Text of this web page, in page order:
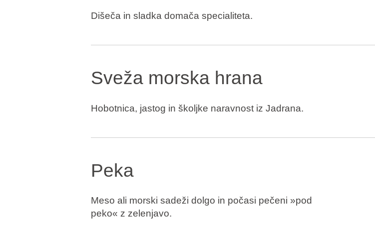
Dišeča in sladka domača specialiteta.
Sveža morska hrana
Hobotnica, jastog in školjke naravnost iz Jadrana.
Peka
Meso ali morski sadeži dolgo in počasi pečeni »pod
peko« z zelenjavo.